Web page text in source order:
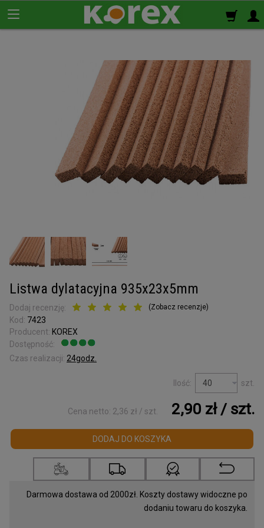
Korek ścienny
Płyty korkowe
Rolki korkowe
Podkład korkowy
pod panele
Korek izolacyjny
Klej do korka
Kora surowa
Podkładki korkowe
Listwy korkowe
wykończeniowe
Mapy Świata
Akcesoria
Tablice w ramce
Korek dylatacyjny
Listwa dylatacyjna 935x23x5mm
Dodaj recenzję: (Zobacz recenzje)
Kod: 7423
Producent: KOREX
Dostępność:
Czas realizacji: 24godz.
Ilość: szt.
Cena netto: 2,36 zł / szt. 2,90 zł/ szt.
DODAJ DO KOSZYKA
Darmowa dostawa od 2000zł. Koszty dostawy widoczne po
dodaniu towaru do koszyka.